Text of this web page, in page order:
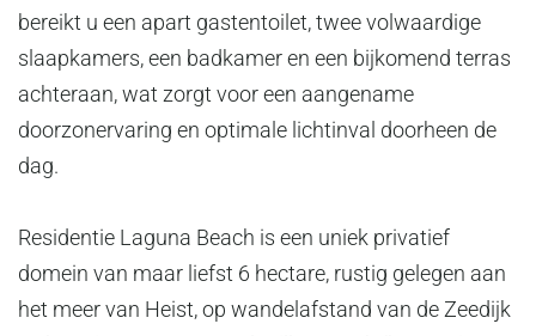
bereikt u een apart gastentoilet, twee volwaardige
slaapkamers, een badkamer en een bijkomend terras
achteraan, wat zorgt voor een aangename
doorzonervaring en optimale lichtinval doorheen de
dag.
Residentie Laguna Beach is een uniek privatief
domein van maar liefst 6 hectare, rustig gelegen aan
het meer van Heist, op wandelafstand van de Zeedijk